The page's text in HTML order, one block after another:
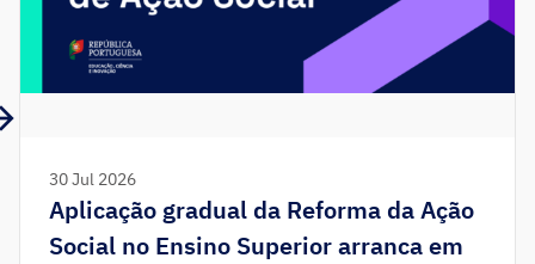
30 Jul 2026
Aplicação gradual da Reforma da Ação
Social no Ensino Superior arranca em